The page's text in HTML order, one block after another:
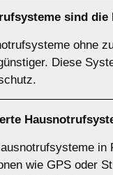
sind
ohne
Diese
in
wie GPS oder